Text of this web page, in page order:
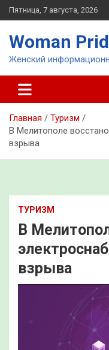
Перейти
к
Пятница, 7 августа, 2026
Woman
Женский
Главная
Туризм
В Мелитополе
взрыва
ТУРИЗМ
В
взрыва